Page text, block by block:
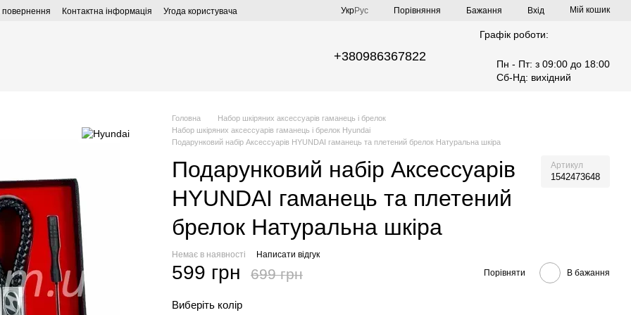
повернення Контактна інформація Угода користувача УкрРус Порівняння Бажання Вхід Мій кошик
+380986367822
Графік роботи:
Пн - Пт: з 09:00 до 18:00
Сб-Нд: вихідний
Головна
Набор шкіряних аксессуарів гаманець і брелок
Набор шкіряних аксессуарів гаманець і брелок Hyundai
Подарунковий набір Аксессуарів HYUNDAI гаманець та плетений брелок Натуральна шкіра
Подарунковий набір Аксессуарів
HYUNDAI гаманець та плетений
брелок Натуральна шкіра
Артикул
1542473648
Немає в наявності Написати відгук
599 грн 699 грн Порівняти В бажання
Виберіть колір